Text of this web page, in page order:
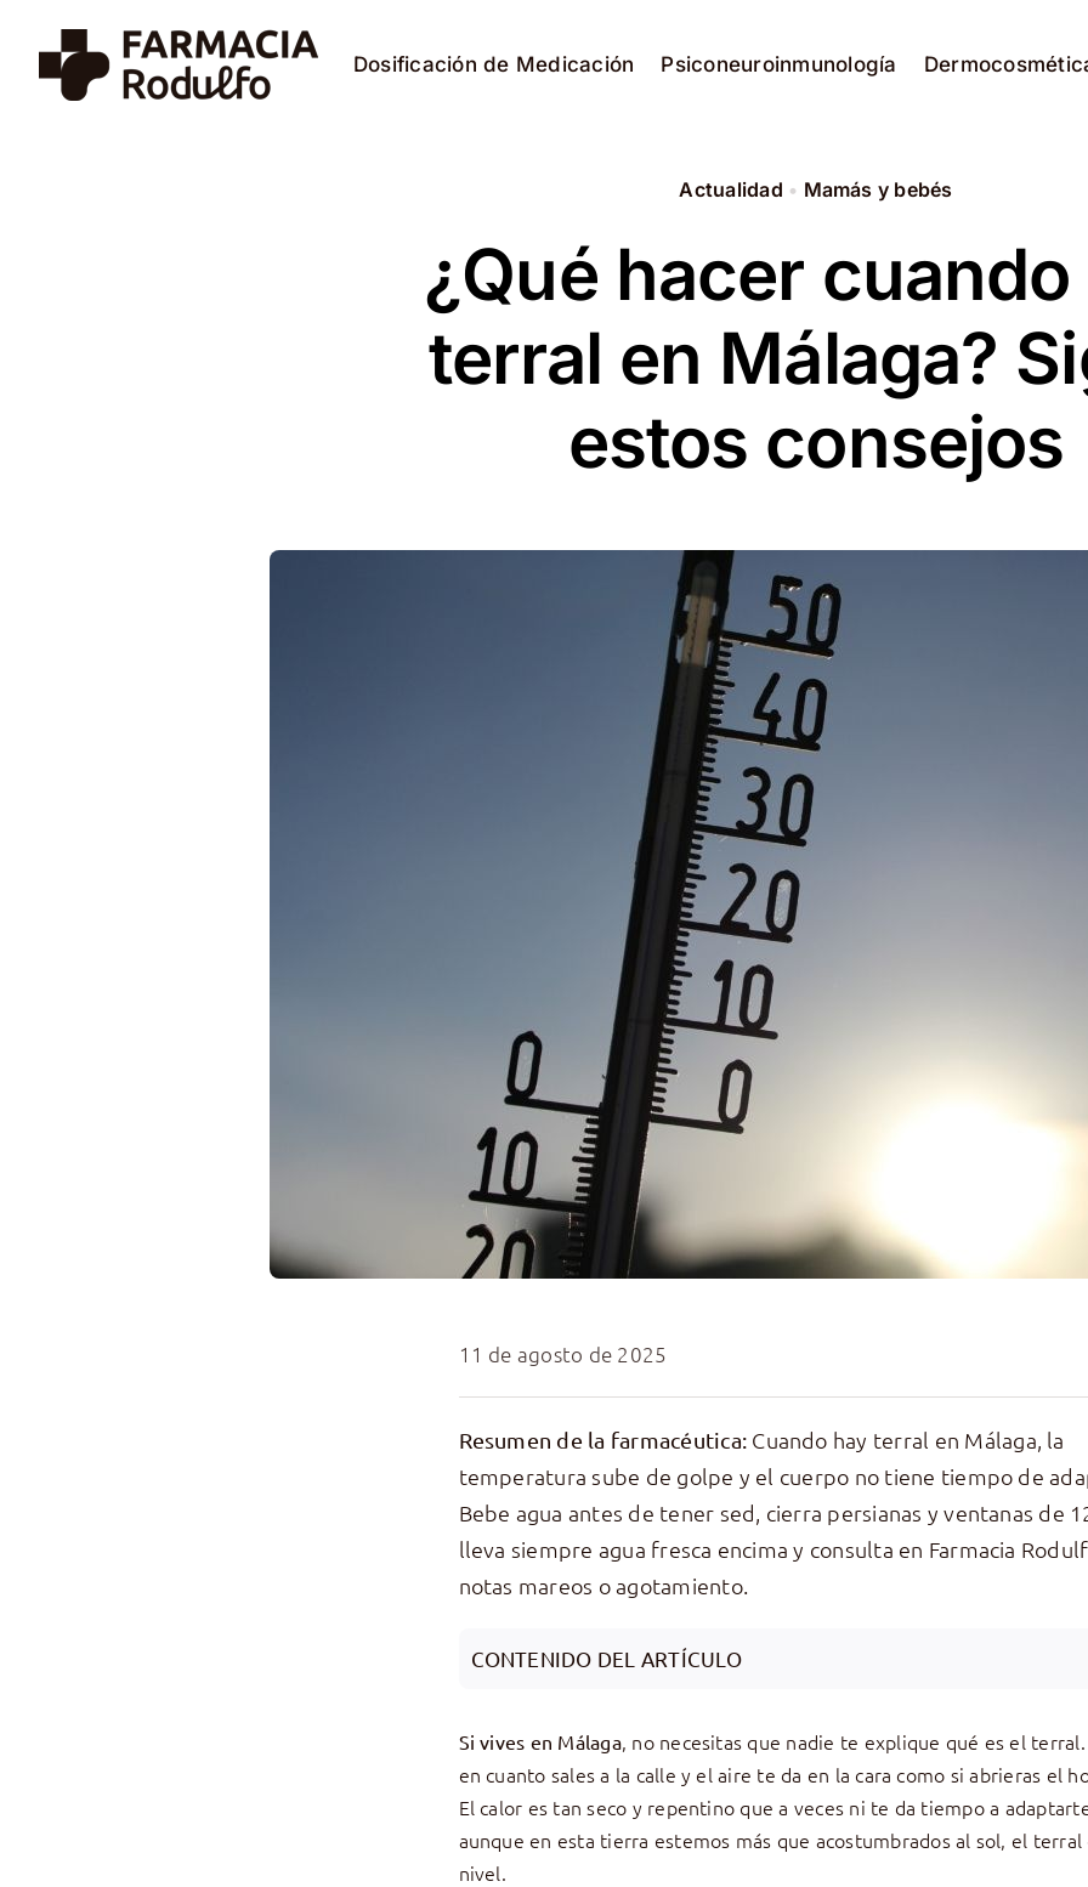
contenido
Dosificación de Medicación Psiconeuroinmunología
Actualidad • Mamás y bebés
¿Qué hacer
terral en Málaga?
estos consejos
11 de agosto de 2025
Resumen de la farmacéutica: Cuando hay terral en Málaga, la
temperatura sube de golpe y el cuerpo no tiene tiempo de
Bebe agua antes de tener sed, cierra persianas y ventanas de
lleva siempre agua fresca encima y consulta en Farmacia
notas mareos o agotamiento.
CONTENIDO DEL ARTÍCULO
Si vives en Málaga, no necesitas que nadie te explique qué es el
en cuanto sales a la calle y el aire te da en la cara como si abrieras el
El calor es tan seco y repentino que a veces ni te da tiempo a
aunque en esta tierra estemos más que acostumbrados al sol, el
nivel.